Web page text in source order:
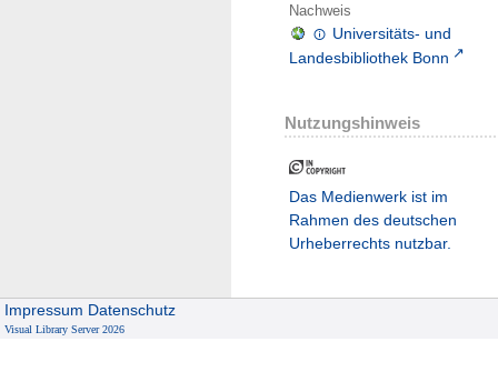
Nachweis
Universitäts- und
Landesbibliothek Bonn
Nutzungshinweis
Das Medienwerk ist im
Rahmen des deutschen
Urheberrechts nutzbar.
Impressum Datenschutz
Visual Library Server 2026